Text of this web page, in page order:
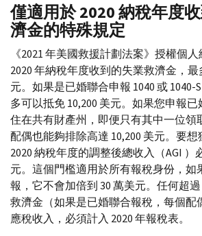
僅適用於 2020 納稅年度
濟金的特殊規定
《2021 年美國救援計劃法案》授權個
2020 年納稅年度收到的失業救濟金，最
元。如果是已婚聯合申報 1040 或 1040-
多可以抵免 10,200 美元。如果您申報
住在共有財產州，即便只有其中一位領
配偶也能夠排除高達 10,200 美元。要
2020 納稅年度的調整後總收入（AGI ）
元。這個門檻適用於所有報稅身份，如
報，它不會加倍到 30 萬美元。任何超
救濟金（如果是已婚聯合報稅，每個配
應稅收入，必須計入 2020 年報稅表。